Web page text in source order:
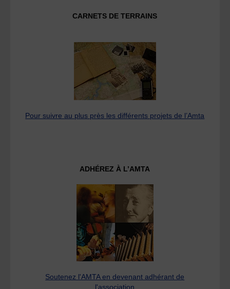
CARNETS DE TERRAINS
Pour suivre au plus près les différents projets de l’Amta
ADHÉREZ À L’AMTA
Soutenez l'AMTA en devenant adhérant de
l'association